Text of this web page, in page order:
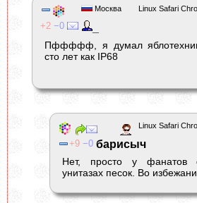
Linux Safari
Москва
2 0 _
Пффффф, я думал
сто лет как IP68
Linux Safari
9 0 барисыч
Нет, просто у фанатов
унитазах песок. Во